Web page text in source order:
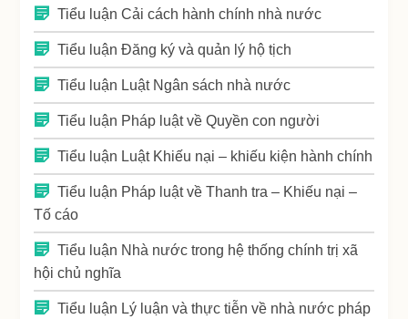
Tiểu luận Cải cách hành chính nhà nước
Tiểu luận Đăng ký và quản lý hộ tịch
Tiểu luận Luật Ngân sách nhà nước
Tiểu luận Pháp luật về Quyền con người
Tiểu luận Luật Khiếu nại – khiếu kiện hành chính
Tiểu luận Pháp luật về Thanh tra – Khiếu nại –
Tố cáo
Tiểu luận Nhà nước trong hệ thống chính trị xã
hội chủ nghĩa
Tiểu luận Lý luận và thực tiễn về nhà nước pháp